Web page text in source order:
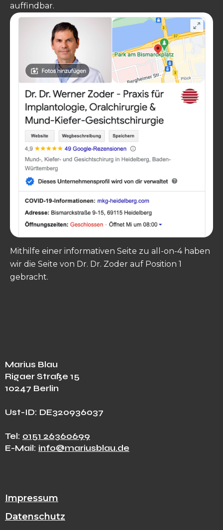
auffindbar.
Mithilfe einer informativen Seite zu all-on-4 haben
wir die Seite von Dr. Dr. Zoder auf Position 1
gebracht.
Marius Blau
Rigaer Straße 15
10247 Berlin
Ust-ID: DE320936037
Tel: 0151 26360699
E-Mail: info@mariusblau.de
Impressum
Datenschutz